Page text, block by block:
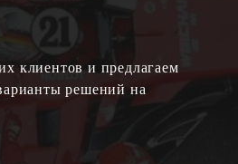
клиентов и предлагаем
решений на